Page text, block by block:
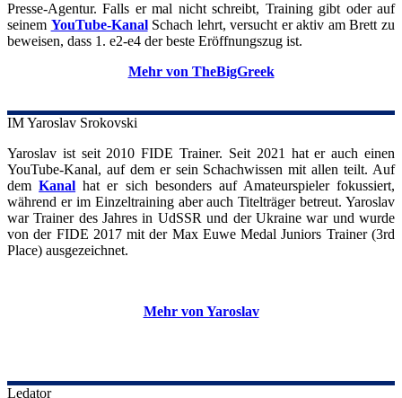
Presse-Agentur. Falls er mal nicht schreibt, Training gibt oder auf
seinem YouTube-Kanal Schach lehrt, versucht er aktiv am Brett zu
beweisen, dass 1. e2-e4 der beste Eröffnungszug ist.
Mehr von TheBigGreek
IM Yaroslav Srokovski
Yaroslav ist seit 2010 FIDE Trainer. Seit 2021 hat er auch einen
YouTube-Kanal, auf dem er sein Schachwissen mit allen teilt. Auf
demKanal hat er sich besonders auf Amateurspieler fokussiert,
während er im Einzeltraining aber auch Titelträger betreut. Yaroslav
war Trainer des Jahres in UdSSR und der Ukraine war und wurde
von der FIDE 2017 mit der Max Euwe Medal Juniors Trainer (3rd
Place) ausgezeichnet.
Mehr von Yaroslav
Ledator